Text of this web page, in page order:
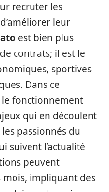
recruter les
leur
est bien plus
contrats; il est le
sportives
Dans ce
fonctionnement
qui en découlent
passionnés du
suivent l’actualité
peuvent
mois, impliquant des